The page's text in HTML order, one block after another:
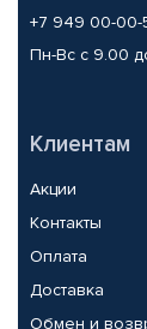
+7 949 00-00-
Пн-Вс с 9.00
Клиентам
Акции
Контакты
Оплата
Доставка
Обмен и